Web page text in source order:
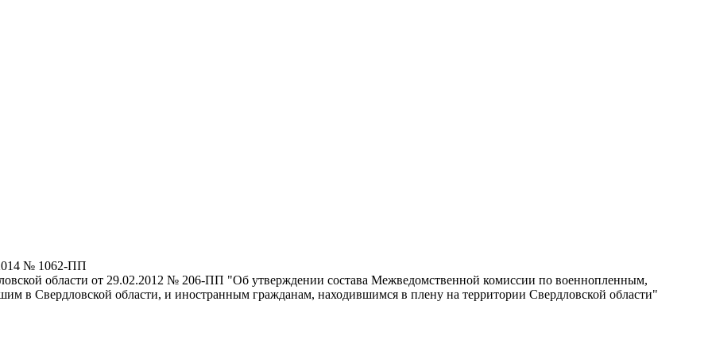
№ 1062-ПП
области от 29.02.2012 № 206-ПП "Об утверждении состава Межведомственной комиссии по военнопленным,
в Свердловской области, и иностранным гражданам, находившимся в плену на территории Свердловской области"